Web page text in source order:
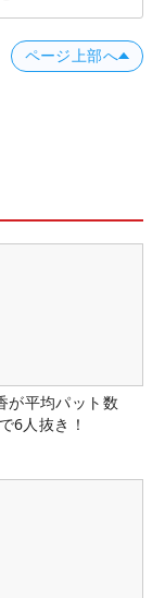
ページ上部へ
が平均パット数
6人抜き！